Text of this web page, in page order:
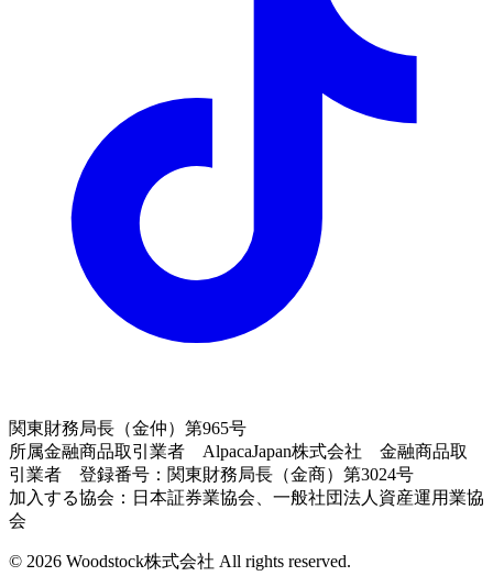
関東財務局長（金仲）第965号
所属金融商品取引業者 AlpacaJapan株式会社 金融商品取
引業者 登録番号：関東財務局長（金商）第3024号
加入する協会：日本証券業協会、一般社団法人資産運用業協
会
© 2026 Woodstock株式会社 All rights reserved.